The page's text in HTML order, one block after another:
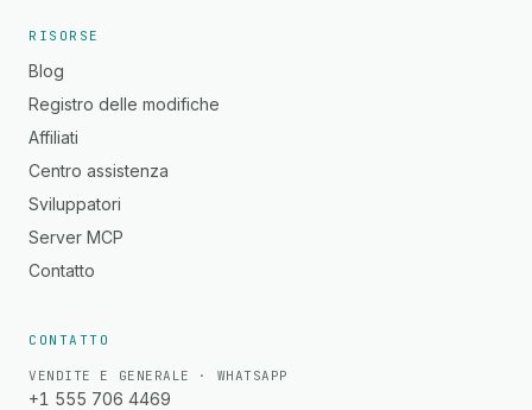
RISORSE
Blog
Registro delle modifiche
Affiliati
Centro assistenza
Sviluppatori
Server MCP
Contatto
CONTATTO
VENDITE E GENERALE · WHATSAPP
+1 555 706 4469